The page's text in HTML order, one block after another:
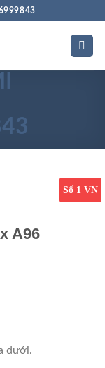
Số 1 VN
A96
dưới.